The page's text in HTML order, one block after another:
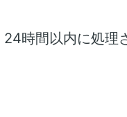
24時間以内に処理